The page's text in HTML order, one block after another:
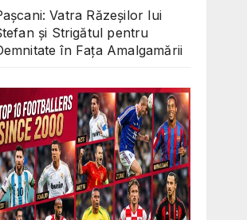
Vatra Răzeșilor lui
și Strigătul pentru
în Fața Amalgamării